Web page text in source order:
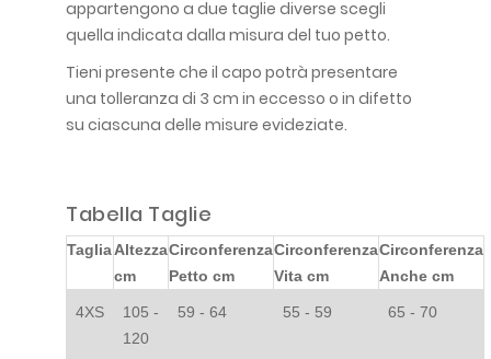
appartengono a due taglie diverse scegli
quella indicata dalla misura del tuo petto.
Tieni presente che il capo potrà presentare
una tolleranza di 3 cm in eccesso o in difetto
su ciascuna delle misure evideziate.
Tabella Taglie
TagliaAltezza
cm
Circonferenza
Petto cm
Circonferenza
Vita cm
Circonferenza
Anche cm
4XS
105 -
120
59 - 64 55 - 59 65 - 70